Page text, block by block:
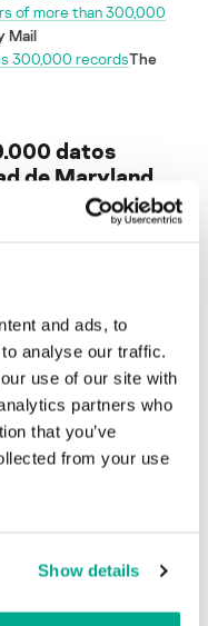
and ads, to
analyse our traffic.
use of our site with
partners who
that you’ve
from your use
Show details
of more than 300,000
Mail
300,000 recordsThe
datos
de Maryland
no será publicada. Los
electrónico